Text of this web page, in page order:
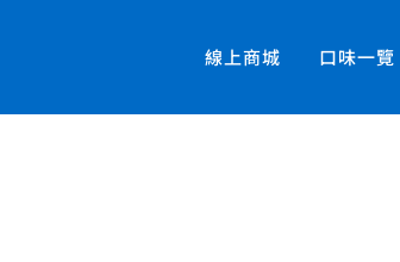
線上商城 口味一覽